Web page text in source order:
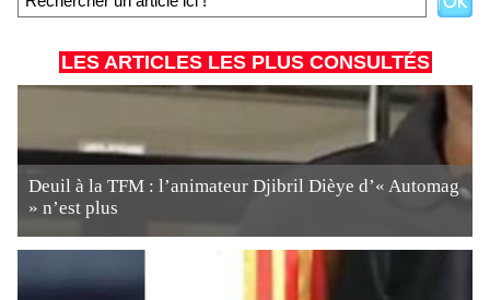
LES ARTICLES LES PLUS CONSULTÉS
Deuil à la TFM : l’animateur Djibril Dièye d’« Automag
» n’est plus